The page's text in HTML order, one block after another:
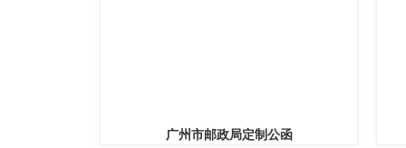
广州市邮政局定制公函